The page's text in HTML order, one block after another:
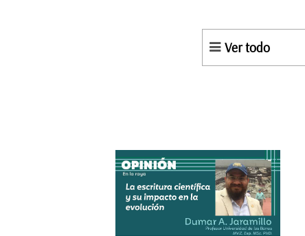
Ver todo